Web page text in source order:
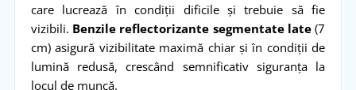
care lucrează în condiții dificile și trebuie să fie
vizibili. Benzile reflectorizante segmentate late(7
cm) asigură vizibilitate maximă chiar și în condiții de
lumină redusă, crescând semnificativ siguranța la
locul de muncă.